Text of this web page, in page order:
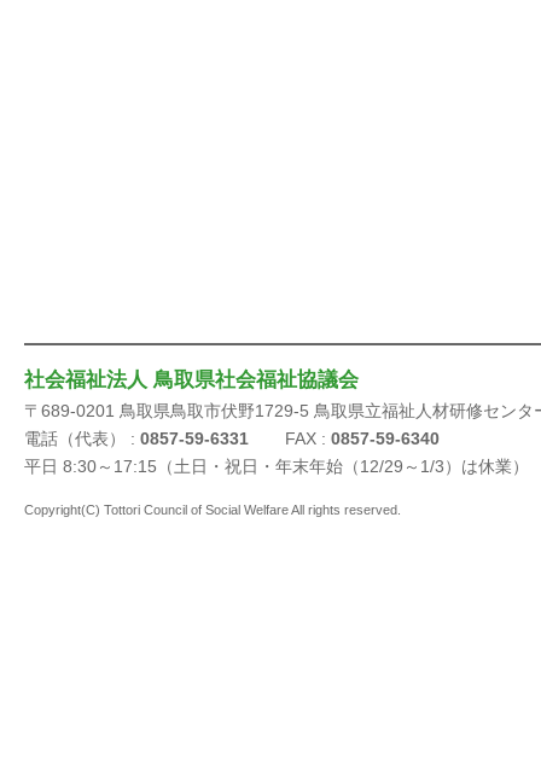
社会福祉法人 鳥取県社会福祉協議会
〒689-0201 鳥取県鳥取市伏野1729-5 鳥取県立福祉人材研修センタ
電話（代表） : 0857-59-6331 FAX : 0857-59-6340
平日 8:30～17:15（土日・祝日・年末年始（12/29～1/3）は休業）
Copyright(C) Tottori Council of Social Welfare All rights reserved.